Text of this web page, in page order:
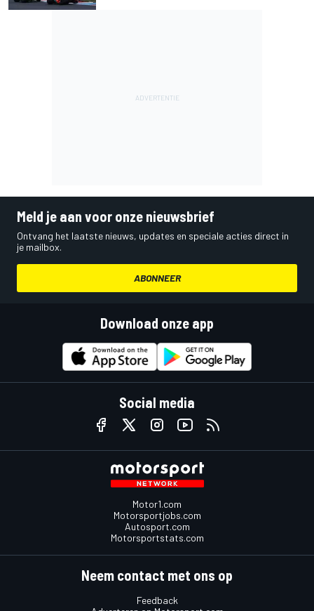
Meld je aan voor onze nieuwsbrief
Ontvang het laatste nieuws, updates en speciale acties direct in
je mailbox.
ABONNEER
Download onze app
Social media
Motor1.com
Motorsportjobs.com
Autosport.com
Motorsportstats.com
Neem contact met ons op
Feedback